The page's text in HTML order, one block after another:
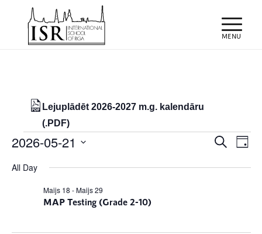
Lejuplādēt 2026-2027 m.g. kalendāru
(.PDF)
Notikumi
for
21/05/2026
Meklēt
Day
2026-05-21
All Day
MAP Testing (Grade 2-10)
Maijs 18 -Maijs 29